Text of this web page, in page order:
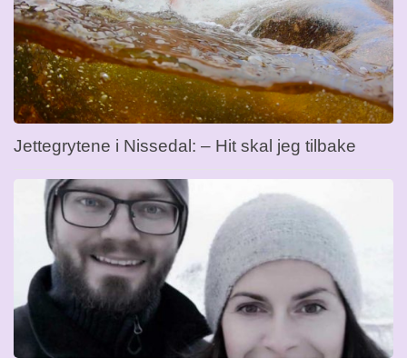
Jettegrytene i Nissedal: – Hit skal jeg tilbake